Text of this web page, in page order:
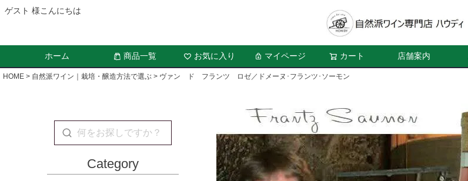
ゲスト 様こんにちは
ホーム 商品一覧 お気に入り マイページ カート 店舗案内
HOME 自然派ワイン｜栽培・醸造方法で選ぶ ヴァン ド フランツ ロゼ／ドメーヌ･フランツ･ソーモン
Category